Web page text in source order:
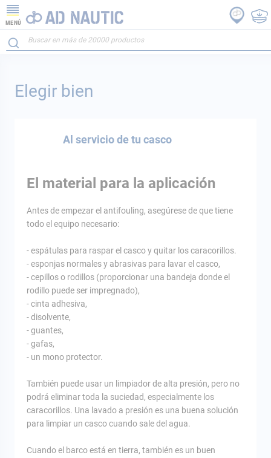
MENÚ
Elegir bien
Al servicio de tu casco
El material para la aplicación
Antes de empezar el antifouling, asegúrese de que tiene
todo el equipo necesario:
- espátulas para raspar el casco y quitar los caracorillos.
- esponjas normales y abrasivas para lavar el casco,
- cepillos o rodillos (proporcionar una bandeja donde el
rodillo puede ser impregnado),
- cinta adhesiva,
- disolvente,
- guantes,
- gafas,
- un mono protector.
También puede usar un limpiador de alta presión, pero no
podrá eliminar toda la suciedad, especialmente los
caracorillos. Una lavado a presión es una buena solución
para limpiar un casco cuando sale del agua.
Cuando el barco está en tierra, también es un buen